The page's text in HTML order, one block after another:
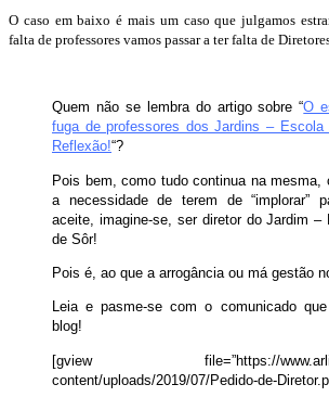
O caso em baixo é mais um caso que julgamos
falta de professores vamos passar a ter falta de
Quem não se lembra do artigo sobre “O
fuga de professores dos Jardins –
Reflexão!“?
Pois bem, como tudo continua na
a necessidade de terem de “implorar”
aceite, imagine-se, ser diretor do Jardim –
de Sôr!
Pois é, ao que a arrogância ou má gestão
Leia e pasme-se com o comunicado
blog!
[gview file=”https://
content/uploads/2019/07/Pedido-de-